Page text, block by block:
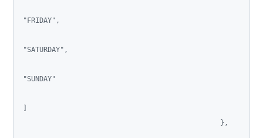
"FRIDAY" ,
"SATURDAY" ,
"SUNDAY"
]
} ,